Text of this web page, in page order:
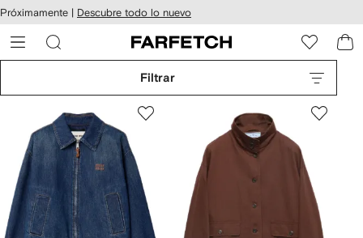
al
Próximamente | Descubre todo lo nuevo
Filtrar